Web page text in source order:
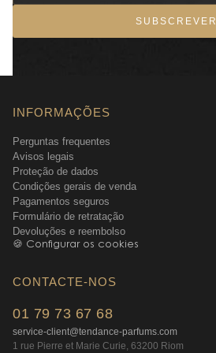
SUBSCREVER
INFORMAÇÕES
Perguntas frequentes
Avisos legais
Proteção de dados
Condições gerais de venda
Pagamentos seguros
Formulário de retratação
Devoluções e reembolso
🍪 Configurar os cookies
CONTACTE-NOS
01 79 73 67 68
service-client@tendance-parfums.com
1 rue Pierre et Marie Curie, 63200 Riom